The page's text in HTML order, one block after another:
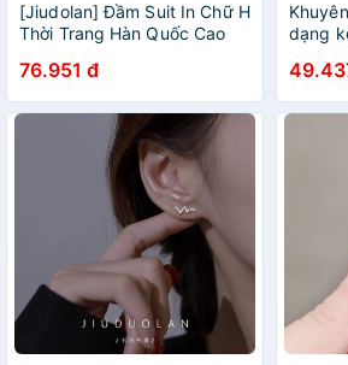
[Jiudolan] Đầm Suit In Chữ H
Thời Trang Hàn Quốc Cao
Ghim Cài
76.951 đ
dạng
diện
thanh